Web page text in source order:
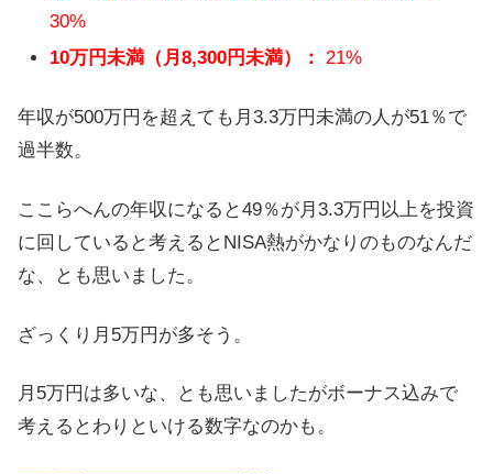
30%
10万円未満（月8,300円未満）： 21%
年収が500万円を超えても月3.3万円未満の人が51％で
過半数。
ここらへんの年収になると49％が月3.3万円以上を投資
に回していると考えるとNISA熱がかなりのものなんだ
な、とも思いました。
ざっくり月5万円が多そう。
月5万円は多いな、とも思いましたがボーナス込みで
考えるとわりといける数字なのかも。